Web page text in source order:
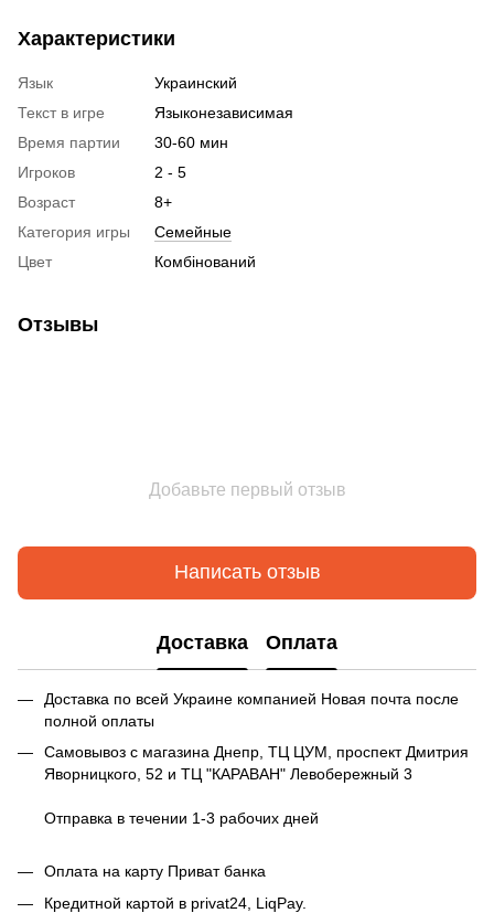
Характеристики
Язык
Украинский
Текст в игре
Языконезависимая
Время партии
30-60 мин
Игроков
2 - 5
Возраст
8+
Категория игры
Семейные
Цвет
Комбінований
Отзывы
Добавьте первый отзыв
Написать отзыв
Доставка Оплата
Доставка по всей Украине компанией Новая почта после
полной оплаты
Самовывоз с магазина Днепр, ТЦ ЦУМ, проспект Дмитрия
Яворницкого, 52 и ТЦ "КАРАВАН" Левобережный 3
Отправка в течении 1-3 рабочих дней
Оплата на карту Приват банка
Кредитной картой в privat24, LiqPay.